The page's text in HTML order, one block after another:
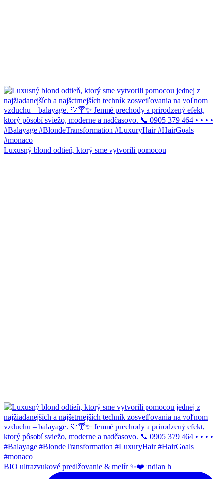
Luxusný blond odtieň, ktorý sme vytvorili pomocou
BIO ultrazvukové predlžovanie & melír ✨❤️ indian h